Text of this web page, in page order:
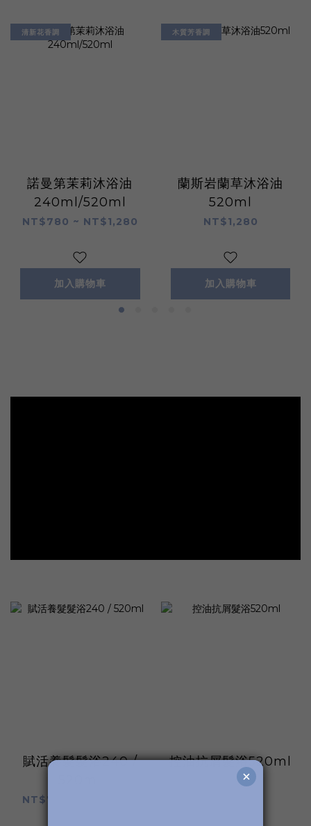
清新花香調
諾曼第茉莉沐浴油
240ml/520ml
NT$780 ~ NT$1,280
加入購物車
木質芳香調
蘭斯岩蘭草沐浴油
520ml
NT$1,280
加入購物車
賦活養髮髮浴240 /
NT$780 ~ NT$1,280
控油抗屑髮浴520ml
NT$1,280